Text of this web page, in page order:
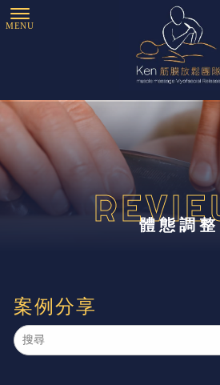
體態調整
案例分享